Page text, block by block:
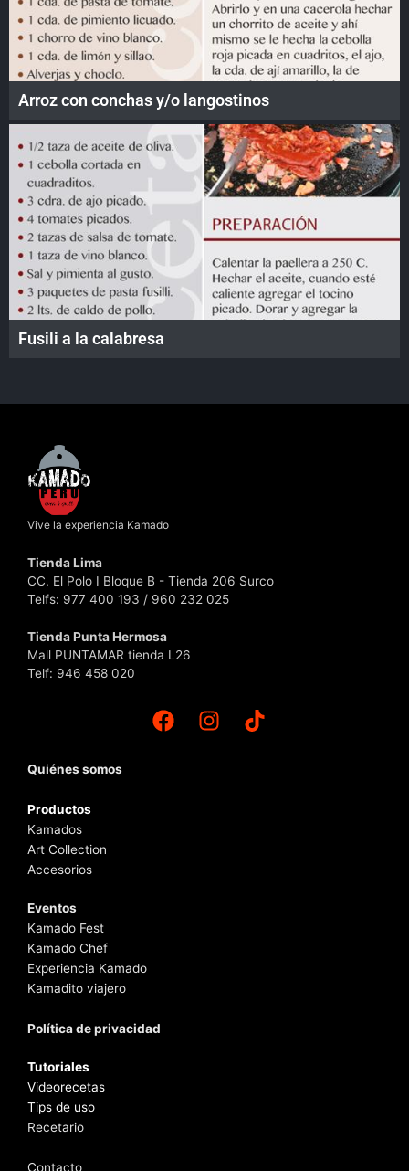
Arroz con conchas y/o langostinos
Fusili a la calabresa
Vive la experiencia Kamado
Tienda Lima
CC. El Polo I Bloque B - Tienda 206 Surco
Telfs: 977 400 193 / 960 232 025
Tienda Punta Hermosa
Mall PUNTAMAR tienda L26
Telf: 946 458 020
Quiénes somos
Productos
Kamados
Art Collection
Accesorios
Eventos
Kamado Fest
Kamado Chef
Experiencia Kamado
Kamadito viajero
Política de privacidad
Tutoriales
Videorecetas
Tips de uso
Recetario
Contacto